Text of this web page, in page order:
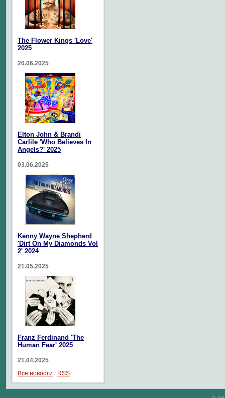
The Flower Kings 'Love'
2025
20.06.2025
Elton John & Brandi
Carlile 'Who Believes In
Angels?' 2025
03.06.2025
Kenny Wayne Shepherd
'Dirt On My Diamonds Vol
2' 2024
21.05.2025
Franz Ferdinand 'The
Human Fear' 2025
21.04.2025
Все новости
RSS